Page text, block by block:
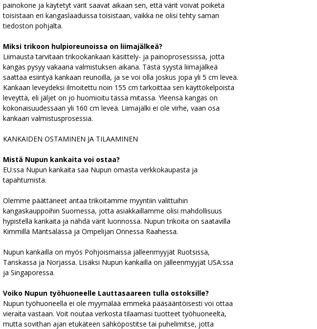
painokone ja käytetyt värit saavat aikaan sen, että värit voivat poiketa
toisistaan eri kangaslaaduissa toisistaan, vaikka ne olisi tehty saman
tiedoston pohjalta.
Miksi trikoon hulpioreunoissa on liimajälkeä?
Liimausta tarvitaan trikookankaan käsittely- ja painoprosessissa, jotta
kangas pysyy vakaana valmistuksen aikana. Tästä syystä liimajälkeä
saattaa esiintyä kankaan reunoilla, ja se voi olla joskus jopa yli 5 cm leveä.
Kankaan leveydeksi ilmoitettu noin 155 cm tarkoittaa sen käyttökelpoista
leveyttä, eli jäljet on jo huomioitu tässä mitassa. Yleensä kangas on
kokonaisuudessaan yli 160 cm leveä. Liimajälki ei ole virhe, vaan osa
kankaan valmistusprosessia.
KANKAIDEN OSTAMINEN JA TILAAMINEN
Mistä Nupun kankaita voi ostaa?
EU:ssa Nupun kankaita saa Nupun omasta verkkokaupasta ja
tapahtumista.
Olemme päättäneet antaa trikoitamme myyntiin valittuihin
kangaskauppoihin Suomessa, jotta asiakkaillamme olisi mahdollisuus
hypistellä kankaita ja nähdä värit luonnossa. Nupun trikoita on saatavilla
Kimmillä Mäntsälässä ja Ompelijan Onnessa Raahessa.
Nupun kankailla on myös Pohjoismaissa jälleenmyyjät Ruotsissa,
Tanskassa ja Norjassa. Lisäksi Nupun kankailla on jälleenmyyjät USA:ssa
ja Singaporessa.
Voiko Nupun työhuoneelle Lauttasaareen tulla ostoksille?
Nupun työhuoneella ei ole myymälää emmekä pääsääntöisesti voi ottaa
vieraita vastaan. Voit noutaa verkosta tilaamasi tuotteet työhuoneelta,
mutta sovithan ajan etukäteen sähköpostitse tai puhelimitse, jotta